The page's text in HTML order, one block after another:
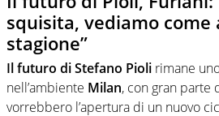
squisita, vediamo come
stagione”
Il futuro di Stefano Pioli rimane
nell’ambiente Milan, con gran parte
vorrebbero l’apertura di un nuovo